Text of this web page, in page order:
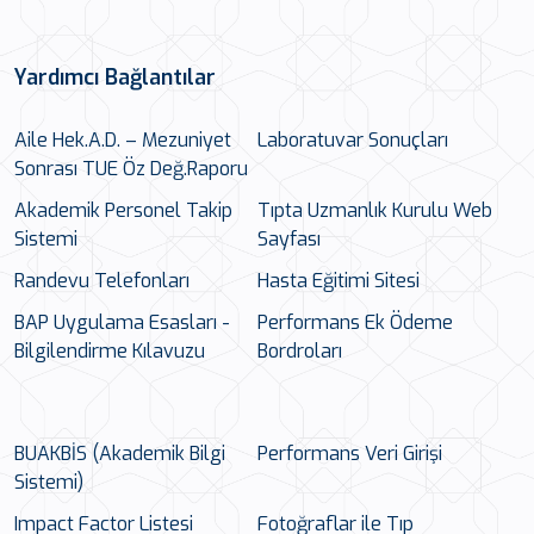
Yardımcı Bağlantılar
Aile Hek.A.D. – Mezuniyet
Sonrası TUE Öz Değ.Raporu
Laboratuvar Sonuçları
Akademik Personel Takip
Sistemi
Tıpta Uzmanlık Kurulu Web
Sayfası
Randevu Telefonları
Hasta Eğitimi Sitesi
BAP Uygulama Esasları -
Bilgilendirme Kılavuzu
Performans Ek Ödeme
Bordroları
BUAKBİS (Akademik Bilgi
Sistemi)
Performans Veri Girişi
Impact Factor Listesi Fotoğraflar ile Tıp